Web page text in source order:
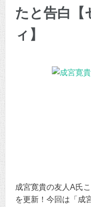
たと告白【
ィ】
成宮寛貴の友人A氏
を更新！今回は「成